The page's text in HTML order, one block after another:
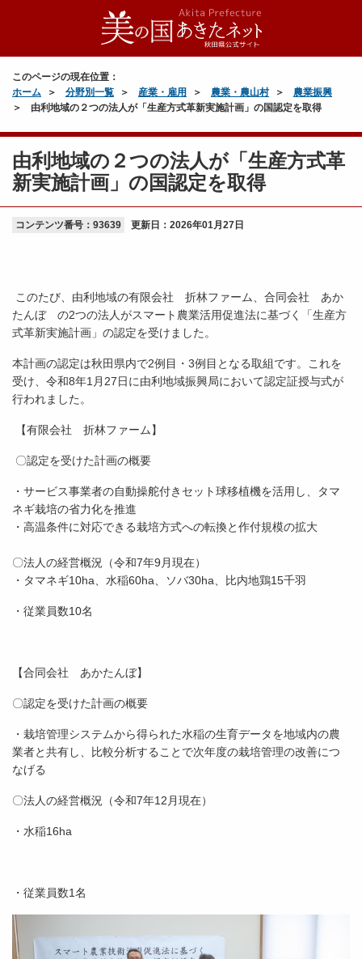
このページの現在位置：
ホーム
分野別一覧 産業・雇用 農業・農山村
農業振興
由利地域の２つの法人が「生産方式革新実施計画」の国認定を取得
由利地域の２つの法人が「生産方式革
新実施計画」の国認定を取得
コンテンツ番号：93639 更新日： 2026年01月27日
このたび、由利地域の有限会社 折林ファーム、合同会社 あか
たんぼ の2つの法人がスマート農業活用促進法に基づく「生産方
式革新実施計画」の認定を受けました。
本計画の認定は秋田県内で2例目・3例目となる取組です。これを
受け、令和8年1月27日に由利地域振興局において認定証授与式が
行われました。
【有限会社 折林ファーム】
〇認定を受けた計画の概要
・サービス事業者の自動操舵付きセット球移植機を活用し、タマ
ネギ栽培の省力化を推進
・高温条件に対応できる栽培方式への転換と作付規模の拡大
〇法人の経営概況（令和7年9月現在）
・タマネギ10ha、水稲60ha、ソバ30ha、比内地鶏15千羽
・従業員数10名
【合同会社 あかたんぼ】
〇認定を受けた計画の概要
・栽培管理システムから得られた水稲の生育データを地域内の農
業者と共有し、比較分析することで次年度の栽培管理の改善につ
なげる
〇法人の経営概況（令和7年12月現在）
・水稲16ha
・従業員数1名